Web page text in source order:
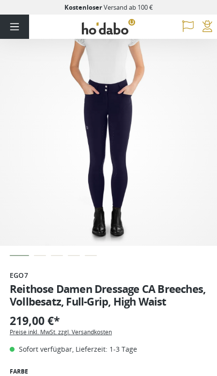
KostenloserVersand ab 100 €
EGO7
Reithose Damen Dressage CA Breeches,
Vollbesatz, Full-Grip, High Waist
219,00 €*
Preise inkl. MwSt. zzgl. Versandkosten
Sofort verfügbar, Lieferzeit: 1-3 Tage
FARBE